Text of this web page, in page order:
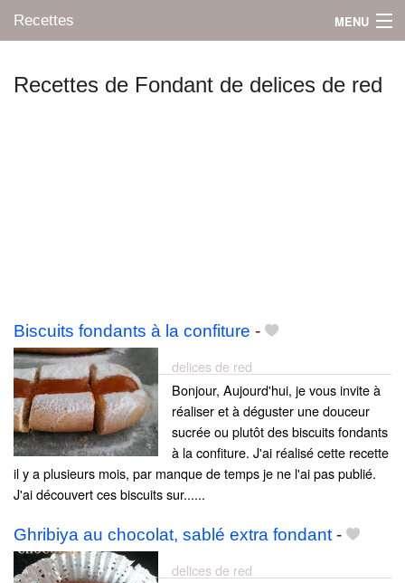
Recettes MENU
Recettes de Fondant de delices de red
Biscuits fondants à la confiture -
delices de red
Bonjour, Aujourd'hui, je vous invite à
réaliser et à déguster une douceur
sucrée ou plutôt des biscuits fondants
à la confiture. J'ai réalisé cette recette
il y a plusieurs mois, par manque de temps je ne l'ai pas publié.
J'ai découvert ces biscuits sur......
Ghribiya au chocolat, sablé extra fondant-
delices de red